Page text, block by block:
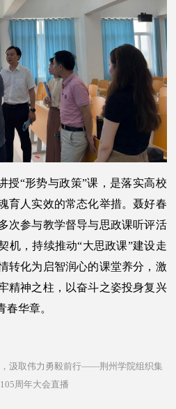
授“形势与政策”课，是落实高校
育人实效的常态化举措。聂好春
次参与教学督导与思政课听评活
机，持续推动“大思政课”建设走
转化为启智润心的课堂养分，激
精神之柱，以奋斗之姿投身复兴
春华章。
，汲取伟力勇毅前行——荆州学院组织集
周年大会直播